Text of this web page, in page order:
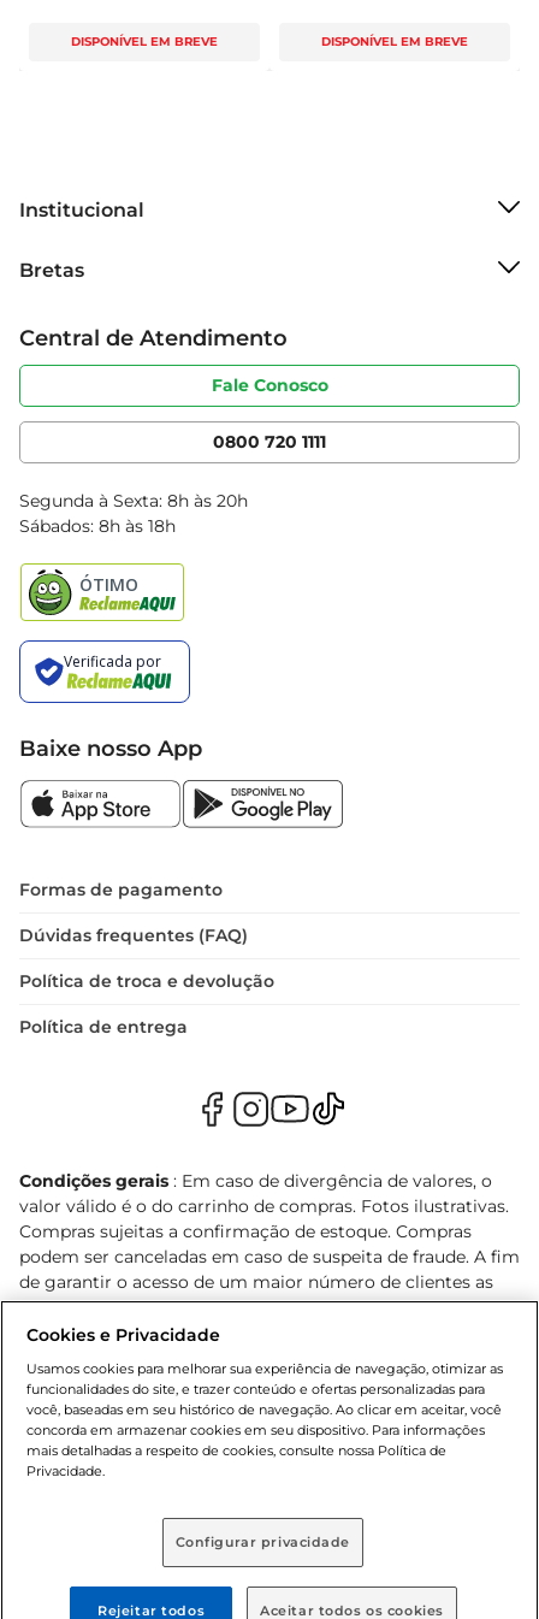
DISPONÍVEL EM BREVE DISPONÍVEL EM BREVE
Institucional
Grupo Cencosud
Sobre privacidade
Portal do fornecedor
Cencosud Media
Bretas
Produtos Bretas
Código de ética
Serviços
Clube Bretas
Blog Bretas
Black Friday
Central de Atendimento
Fale Conosco
0800 720 1111
Segunda à Sexta: 8h às 20h
Sábados: 8h às 18h
Baixe nosso App
Formas de pagamento
Dúvidas frequentes (FAQ)
Política de troca e devolução
Política de entrega
Condições gerais : Em caso de divergência de valores, o
valor válido é o do carrinho de compras. Fotos ilustrativas.
Compras sujeitas a confirmação de estoque. Compras
podem ser canceladas em caso de suspeita de fraude. A fim
de garantir o acesso de um maior número de clientes as
nossas promoções, a compra de produtos com preços
promocionais poderá ter sua quantidade limitada por
cliente. Os preços, ofertas e condições são exclusivos para
o e-commerce e válidos durante o dia de hoje, podendo
sofrer alterações sem prévia notificação. Proibida a venda
de bebidas alcoólicas para menores de 18 anos, conforme
Lei n.º 8069/90, art. 81, inciso II (Estatuto da Criança e do
prévio. O valor mínimo para as compras on-line é de R$
Cookies e Privacidade
Usamos cookies para melhorar sua experiência de navegação, otimizar as
funcionalidades do site, e trazer conteúdo e ofertas personalizadas para
você, baseadas em seu histórico de navegação. Ao clicar em aceitar, você
concorda em armazenar cookies em seu dispositivo. Para informações
mais detalhadas a respeito de cookies, consulte nossa Política de
Privacidade.
Configurar privacidade
Rejeitar todos Aceitar todos os cookies